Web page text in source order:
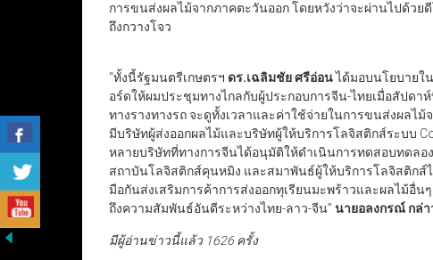
การขนส่งผลไม้จากภาคตะวันออก โดยหวังว่าจะผ่านไปด้ว
ถึงกวางโจว
“ทั้งนี้รัฐมนตรีเกษตรฯ ดร.เฉลิมชัย ศรีอ่อนได้มอบนโยบายใ
อร์ดให้ผมประชุมทางไกลกับผู้ประกอบการจีน-ไทยเมื่อสัปด
ทางรางทางรถ จะดูทั้งเวลาและค่าใช้จ่ายในการขนส่งผล
มีบริษัทผู้ส่งออกผลไม้และบริษัทผู้ให้บริการโลจิสติกส์ระบบ
หลายบริษัทที่ทางการจีนได้อนุมัติให้ดำเนินการทดสอบทดลอ
สถาบันโลจิสติกส์คุนหมิง และสมาพันธ์ผู้ให้บริการโลจิสติกส์
มือกันส่งเสริมการค้าการส่งออกทุเรียนมะพร้าวและผลไม้
ถึงความสัมพันธ์อันดีระหว่างไทย-ลาว-จีน” นายอลงกรณ์ กล่า
มีผู้อ่านข่าวนี้แล้ว 1626 ครั้ง